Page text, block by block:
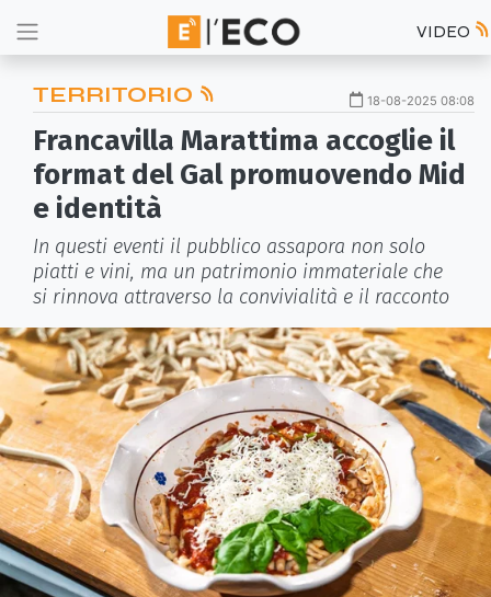
VIDEO
TERRITORIO 18-08-2025 08:08
Francavilla Marattima accoglie il
format del Gal promuovendo Mid
e identità
In questi eventi il pubblico assapora non solo
piatti e vini, ma un patrimonio immateriale che
si rinnova attraverso la convivialità e il racconto